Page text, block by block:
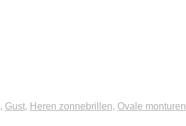
, Gust, Heren zonnebrillen, Ovale monturen